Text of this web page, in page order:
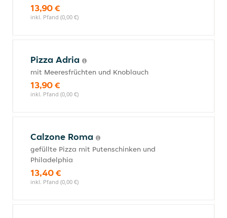
13,90 €
inkl. Pfand (0,00 €)
Pizza Adria
mit Meeresfrüchten und Knoblauch
13,90 €
inkl. Pfand (0,00 €)
Calzone Roma
gefüllte Pizza mit Putenschinken und
Philadelphia
13,40 €
inkl. Pfand (0,00 €)